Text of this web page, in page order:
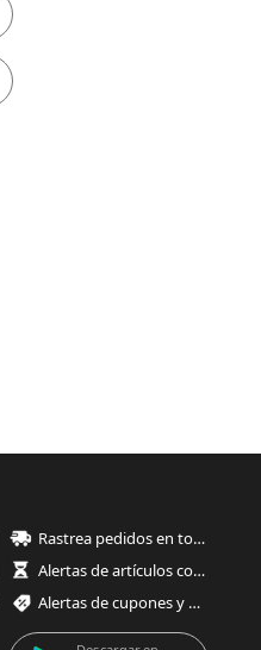
Rastrea pedidos en todo momento
Alertas de artículos con poco stock
Alertas de cupones y ofertas